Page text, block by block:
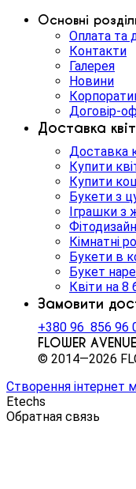
Основні
Оплата та
Контакти
Галерея
Новини
Договір-
Доставка
Доставка
Купити
Купити
Букети з
Іграшки з
Кімнатні
Букети в
Букет
Квіти на 8
Замовити
+380 96 856 96
FLOWER
© 2014—2026
Створення інтернет
Etechs
Обратная связь